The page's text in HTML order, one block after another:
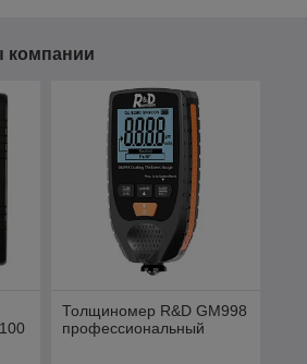
компании
Толщиномер R&D GM998
профессиональный